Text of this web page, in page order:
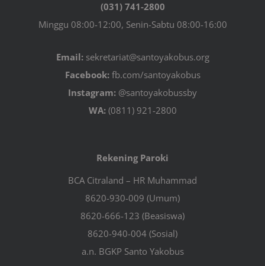
(031) 741-2800
Minggu 08:00-12:00, Senin-Sabtu 08:00-16:00
Email:sekretariat@santoyakobus.org
Facebook:fb.com/santoyakobus
Instagram: @santoyakobussby
WA:(0811) 921-2800
Rekening Paroki
BCA Citraland – HR Muhammad
8620-930-009 (Umum)
8620-666-123 (Beasiswa)
8620-940-004 (Sosial)
a.n. BGKP Santo Yakobus